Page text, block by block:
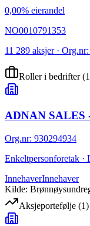
0,00% eierandel
NO0010791353
11 289 aksjer ·
Roller i bedrifter(1
ADNAN SALES
Org.nr: 930294934
Enkeltpersonforetak ·
InnehaverInnehaver
Kilde:
Aksjeportefølje (1)